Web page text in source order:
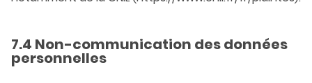
7.4 Non-communication des données
personnelles